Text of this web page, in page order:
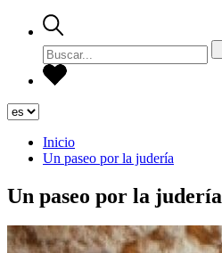
Inicio
Un paseo por la judería
Un paseo por la judería